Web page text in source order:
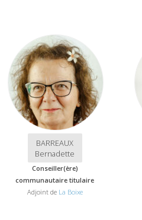
BARREAUX
Bernadette
Conseiller(ère)
communautaire titulaire
Adjoint de La Boixe